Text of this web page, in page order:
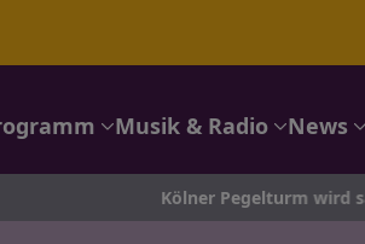
Musik & Radio News
Kölner Pegelturm wird saniert: Das